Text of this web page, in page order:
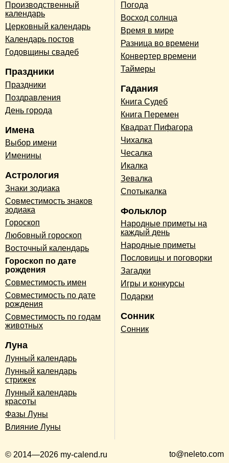
Производственный
календарь
Церковный календарь
Календарь постов
Годовщины свадеб
Праздники
Праздники
Поздравления
День города
Имена
Выбор имени
Именины
Астрология
Знаки зодиака
Совместимость знаков
зодиака
Гороскоп
Любовный гороскоп
Восточный календарь
Гороскоп по дате
рождения
Совместимость имен
Совместимость по дате
рождения
Совместимость по годам
животных
Луна
Лунный календарь
Лунный календарь
стрижек
Лунный календарь
красоты
Фазы Луны
Влияние Луны
Погода
Восход солнца
Время в мире
Разница во времени
Конвертер времени
Таймеры
Гадания
Книга Судеб
Книга Перемен
Квадрат Пифагора
Чихалка
Чесалка
Икалка
Зевалка
Спотыкалка
Фольклор
Народные приметы на
каждый день
Народные приметы
Пословицы и поговорки
Загадки
Игры и конкурсы
Подарки
Сонник
Сонник
© 2014—2026 my-calend.ru to@neleto.com